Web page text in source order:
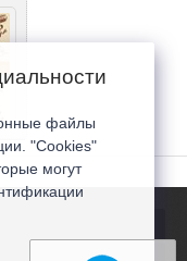
файлы
"Cookies"
могут